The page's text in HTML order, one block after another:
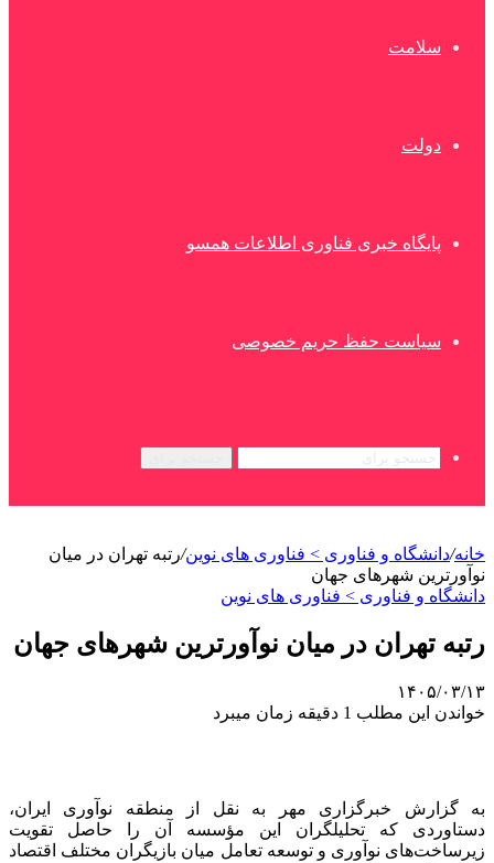
سلامت
دولت
پایگاه خبری فناوری اطلاعات همسو
سیاست حفظ حریم خصوصی
خانه/دانشگاه و فناوری > فناوری های نوین/رتبه تهران در میان
نوآورترین شهرهای جهان
دانشگاه و فناوری > فناوری های نوین
رتبه تهران در میان نوآورترین شهرهای جهان
۱۴۰۵/۰۳/۱۳
خواندن این مطلب 1 دقیقه زمان میبرد
به گزارش خبرگزاری مهر به نقل از منطقه نوآوری ایران،
دستاوردی که تحلیلگران این مؤسسه آن را حاصل تقویت
زیرساخت‌های نوآوری و توسعه تعامل میان بازیگران مختلف اقتصاد